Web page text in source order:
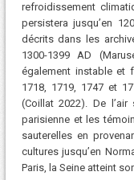
refroidissement
persistera jusqu’en
décrits dans les
1300-1399 AD
également instable et
1718, 1719, 1747 et
(Coillat 2022). De
parisienne et les
sauterelles en
cultures jusqu’en
Paris, la Seine atteint